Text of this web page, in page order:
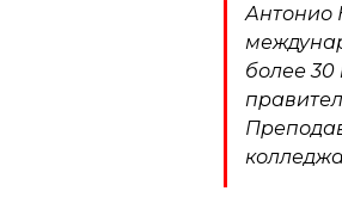
Антонио
более 30